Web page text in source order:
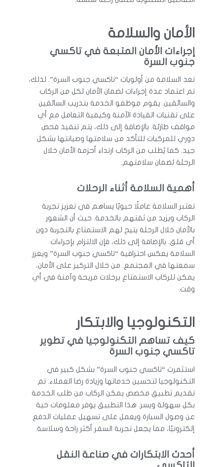
الأمان والسلامة
إجراءات الأمان المتبعة في تاكسي
جنوب السرة
تعد السلامة من أولويات “تاكسي جنوب السرة”. لذلك،
تم اعتماد عدة إجراءات لضمان الأمان لكل من الركاب
والسائقين. يقوم موظفو الخدمة بتدريب السائقين
على تقنيات القيادة الآمنة وكيفية التعامل مع أي
مواقف طارئة. بالإضافة إلى ذلك، يتم تنفيذ فحص
دوري للمركبات للتأكد من سلامتها وصيانتها بشكل
جيد. كما يُطلب من الركاب ارتداء أحزمة الأمان خلال
الرحلة لضمان سلامتهم.
أهمية السلامة أثناء الرحلات
تعتبر السلامة عاملًا حيويًا يساهم في تعزيز تجربة
الركاب ويزيد من ثقتهم بالخدمة. حيث أن الشعور
بالأمان خلال الرحلة يتيح لهم الاستمتاع بالتجربة دون
أي قلق. بالإضافة إلى ذلك، فإن الالتزام بإجراءات
السلامة يعكس احترافية “تاكسي جنوب السرة” ويعزز
سمعتها في المجتمع. من خلال التركيز على الأمان،
يمكن للركاب الاستمتاع برحلات مريحة وآمنة في أي
وقت.
التكنولوجيا والابتكار
كيف تساهم التكنولوجيا في تطوير
تاكسي جنوب السرة
استثمرت “تاكسي جنوب السرة” بشكل كبير في
التكنولوجيا لتحسين خدماتها وزيادة رضا العملاء. تم
تقديم تطبيق مخصص يمكن الركاب من طلب الخدمة
بكل سهولة ويسر. هذا التطبيق يوفر معلومات حية
عن وصول السيارة ويعمل على تسهيل عمليات الدفع
إلكترونيًا، مما يجعل تجربة السفر أكثر راحة وسلاسة.
أحدث الابتكارات في صناعة النقل